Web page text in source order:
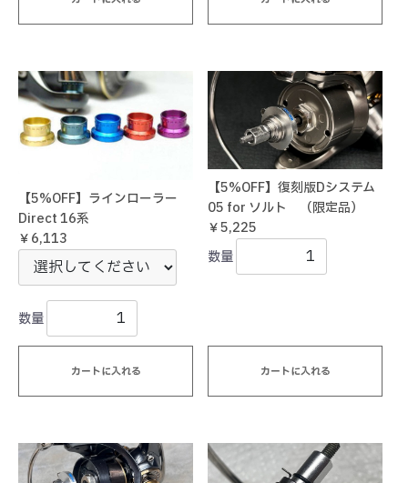
【5%OFF】ラインローラー
Direct 16系
￥6,113
数量
カートに入れる
【5%OFF】復刻版Dシステム
05 for ソルト （限定品）
￥5,225
数量
カートに入れる